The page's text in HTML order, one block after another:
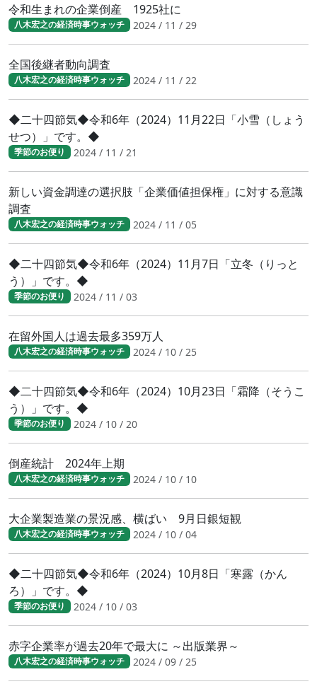
令和生まれの企業倒産 1925社に
八木宏之の経済時事ウォッチ 2024 / 11 / 29
全国後継者動向調査
八木宏之の経済時事ウォッチ 2024 / 11 / 22
◆二十四節気◆令和6年（2024）11月22日「小雪（しょう
せつ）」です。◆
季節のお便り 2024 / 11 / 21
新しい資金調達の選択肢「企業価値担保権」に対する意識
調査
八木宏之の経済時事ウォッチ 2024 / 11 / 05
◆二十四節気◆令和6年（2024）11月7日「立冬（りっと
う）」です。◆
季節のお便り 2024 / 11 / 03
在留外国人は過去最多359万人
八木宏之の経済時事ウォッチ 2024 / 10 / 25
◆二十四節気◆令和6年（2024）10月23日「霜降（そうこ
う）」です。◆
季節のお便り 2024 / 10 / 20
倒産統計 2024年上期
八木宏之の経済時事ウォッチ 2024 / 10 / 10
大企業製造業の景況感、横ばい 9月日銀短観
八木宏之の経済時事ウォッチ 2024 / 10 / 04
◆二十四節気◆令和6年（2024）10月8日「寒露（かん
ろ）」です。◆
季節のお便り 2024 / 10 / 03
赤字企業率が過去20年で最大に ～出版業界～
八木宏之の経済時事ウォッチ 2024 / 09 / 25